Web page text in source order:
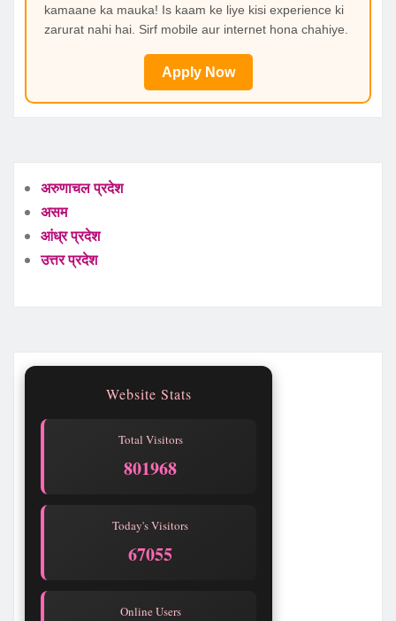
kamaane ka mauka! Is kaam ke liye kisi experience ki
zarurat nahi hai. Sirf mobile aur internet hona chahiye.
Apply Now
अरुणाचल प्रदेश
असम
आंध्र प्रदेश
उत्तर प्रदेश
Website Stats
Total Visitors
801968
Today's Visitors
67055
Online Users